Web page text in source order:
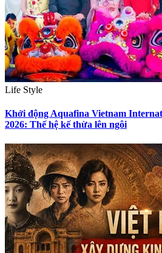
Life Style
Khởi động Aquafina Vietnam
2026: Thế hệ kế thừa lên ngôi